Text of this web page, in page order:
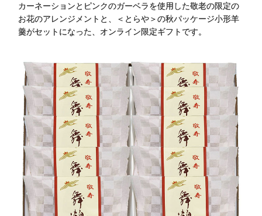
カーネーションとピンクのガーベラを使用した敬老の限定の
お花のアレンジメントと、＜とらや＞の秋パッケージ小形羊
羹がセットになった、オンライン限定ギフトです。